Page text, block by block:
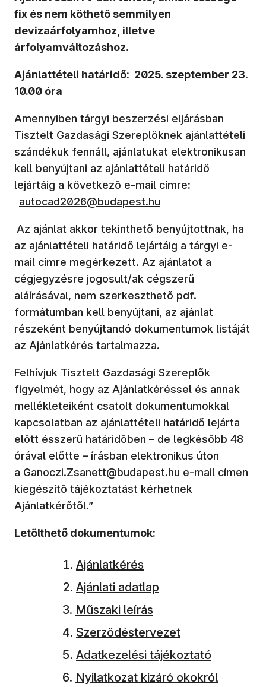
fix és nem köthető semmilyen
devizaárfolyamhoz, illetve
árfolyamváltozáshoz.
Ajánlattételi határidő: 2025. szeptember 23.
10.00 óra
Amennyiben tárgyi beszerzési eljárásban
Tisztelt Gazdasági Szereplőknek ajánlattételi
szándékuk fennáll, ajánlatukat elektronikusan
kell benyújtani az ajánlattételi határidő
lejártáig a következő e-mail címre:
autocad2026@budapest.hu
Az ajánlat akkor tekinthető benyújtottnak, ha
az ajánlattételi határidő lejártáig a tárgyi e-
mail címre megérkezett. Az ajánlatot a
cégjegyzésre jogosult/ak cégszerű
aláírásával, nem szerkeszthető pdf.
formátumban kell benyújtani, az ajánlat
részeként benyújtandó dokumentumok listáját
az Ajánlatkérés tartalmazza.
Felhívjuk Tisztelt Gazdasági Szereplők
figyelmét, hogy az Ajánlatkéréssel és annak
mellékleteiként csatolt dokumentumokkal
kapcsolatban az ajánlattételi határidő lejárta
előtt ésszerű határidőben – de legkésőbb 48
órával előtte – írásban elektronikus úton
a Ganoczi.Zsanett@budapest.hu e-mail címen
kiegészítő tájékoztatást kérhetnek
Ajánlatkérőtől.”
Letölthető dokumentumok:
Ajánlatkérés
Ajánlati adatlap
Műszaki leírás
Szerződéstervezet
Adatkezelési tájékoztató
Nyilatkozat kizáró okokról